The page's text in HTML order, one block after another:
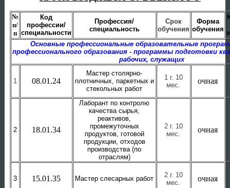
№
п/
п
Код
профессии/
специальности
Профессия/
специальность
Срок
обучения
Форма
обучения
Основные профессиональные образовательные
профессионального образования - программы подготовки
рабочих, служащих
1 08.01.24
Мастер столярно-
плотничных, паркетных и
стекольных работ
1 г. 10
мес.
очная
2 18.01.34
Лаборант по контролю
качества сырья,
реактивов,
промежуточных
продуктов, готовой
продукции, отходов
производства (по
отраслям)
2 г. 10
мес.
очная
3 15.01.35 Мастер слесарных работ
2 г. 10
мес.
очная